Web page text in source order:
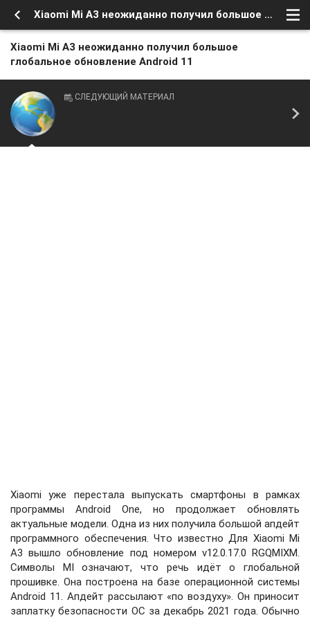
Xiaomi Mi A3 неожиданно получил большое глобальное обновление Android 11
Xiaomi Mi A3 неожиданно получил большое
глобальное обновление Android 11
СЛЕДУЮЩИЙ МАТЕРИАЛ
Xiaomi уже перестала выпускать смартфоны в рамках
программы Android One, но продолжает обновлять
актуальные модели. Одна из них получила большой апдейт
программного обеспечения. Что известно Для Xiaomi Mi
A3 вышло обновление под номером v12.0.17.0 RGQMIXM.
Символы MI означают, что речь идёт о глобальной
прошивке. Она построена на базе операционной системы
Android 11. Апдейт рассылают «по воздуху». Он приносит
заплатку безопасности ОС за декабрь 2021 года. Обычно